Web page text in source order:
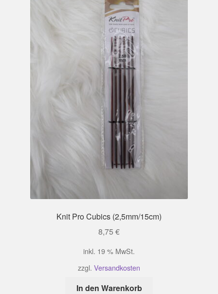
Knit Pro Cubics (2,5mm/15cm)
8,75 €
inkl. 19 % MwSt.
zzgl. Versandkosten
In den Warenkorb